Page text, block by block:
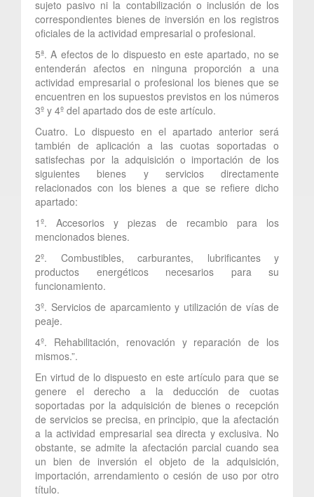
sujeto pasivo ni la contabilización o inclusión de los
correspondientes bienes de inversión en los registros
oficiales de la actividad empresarial o profesional.
5ª. A efectos de lo dispuesto en este apartado, no se
entenderán afectos en ninguna proporción a una
actividad empresarial o profesional los bienes que se
encuentren en los supuestos previstos en los números
3º y 4º del apartado dos de este artículo.
Cuatro. Lo dispuesto en el apartado anterior será
también de aplicación a las cuotas soportadas o
satisfechas por la adquisición o importación de los
siguientes bienes y servicios directamente
relacionados con los bienes a que se refiere dicho
apartado:
1º. Accesorios y piezas de recambio para los
mencionados bienes.
2º. Combustibles, carburantes, lubrificantes y
productos energéticos necesarios para su
funcionamiento.
3º. Servicios de aparcamiento y utilización de vías de
peaje.
4º. Rehabilitación, renovación y reparación de los
mismos.”.
En virtud de lo dispuesto en este artículo para que se
genere el derecho a la deducción de cuotas
soportadas por la adquisición de bienes o recepción
de servicios se precisa, en principio, que la afectación
a la actividad empresarial sea directa y exclusiva. No
obstante, se admite la afectación parcial cuando sea
un bien de inversión el objeto de la adquisición,
importación, arrendamiento o cesión de uso por otro
título.